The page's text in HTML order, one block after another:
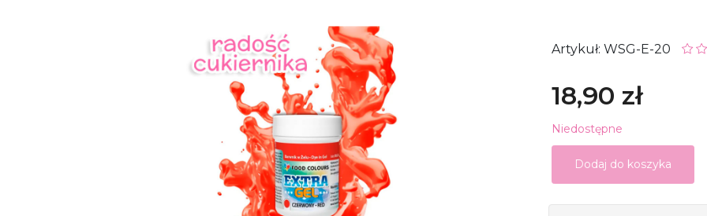
Artykuł: WSG-E-20
18,90 zł
Niedostępne
Dodaj do koszyka